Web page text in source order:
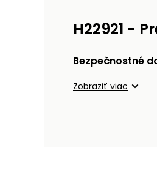
H22921 -
Bezpečnostné
Zobraziť viac